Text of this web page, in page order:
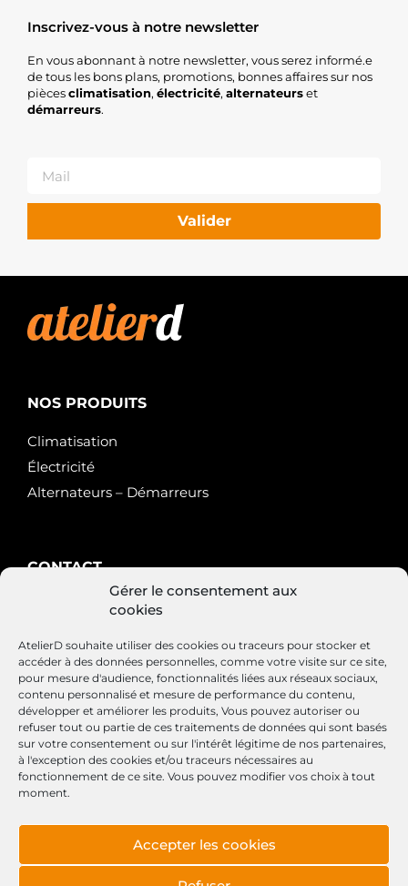
Gérer le consentement aux
cookies
AtelierD souhaite utiliser des cookies ou traceurs pour stocker et
accéder à des données personnelles, comme votre visite sur ce site,
pour mesure d'audience, fonctionnalités liées aux réseaux sociaux,
contenu personnalisé et mesure de performance du contenu,
développer et améliorer les produits, Vous pouvez autoriser ou
refuser tout ou partie de ces traitements de données qui sont basés
sur votre consentement ou sur l'intérêt légitime de nos partenaires,
à l'exception des cookies et/ou traceurs nécessaires au
fonctionnement de ce site. Vous pouvez modifier vos choix à tout
moment.
Accepter les cookies
Inscrivez-vous à notre newsletter
En vous abonnant à notre newsletter, vous serez informé.e
de tous les bons plans, promotions, bonnes affaires sur nos
piècesclimatisation, électricité, alternateurset
démarreurs.
Valider
NOS PRODUITS
Climatisation
Électricité
Alternateurs – Démarreurs
CONTACT
03 29 22 34 47
contact@atelierd.fr
SUIVEZ-NOUS
Conditions générales de vente